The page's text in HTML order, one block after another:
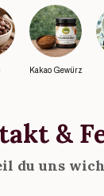
Kakao Gewürz
&
du uns